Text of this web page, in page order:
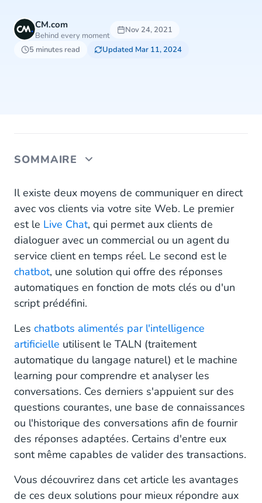
CM.com
Behind every moment
Nov 24, 2021
5 minutes read
Updated Mar 11, 2024
SOMMAIRE
Live Chat et chatbots : comment les différencier ?
Les avantages du Live Chat
Offrir des interactions humaines
Mieux comprendre les prospects et clients
Résoudre des problèmes complexes
Rentable
Efficace dans près de 70% des cas
Réponses instantanées
Live Chat ou chatbots : quelle solution choisir ?
Chatbots et Live Chat : un duo performant
Il existe deux moyens de communiquer en direct
avec vos clients via votre site Web. Le premier
est le Live Chat, qui permet aux clients de
dialoguer avec un commercial ou un agent du
service client en temps réel. Le second est le
chatbot, une solution qui offre des réponses
automatiques en fonction de mots clés ou d'un
script prédéfini.
Les chatbots alimentés par l'intelligence
artificielle utilisent le TALN (traitement
automatique du langage naturel) et le machine
learning pour comprendre et analyser les
conversations. Ces derniers s'appuient sur des
questions courantes, une base de connaissances
ou l'historique des conversations afin de fournir
des réponses adaptées. Certains d'entre eux
sont même capables de valider des transactions.
Vous découvrirez dans cet article les avantages
de ces deux solutions pour mieux répondre aux